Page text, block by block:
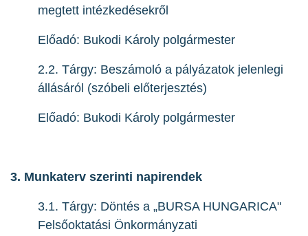
megtett intézkedésekről
Előadó: Bukodi Károly polgármester
2.2. Tárgy: Beszámoló a pályázatok jelenlegi
állásáról (szóbeli előterjesztés)
Előadó: Bukodi Károly polgármester
3. Munkaterv szerinti napirendek
3.1. Tárgy: Döntés a „BURSA HUNGARICA"
Felsőoktatási Önkormányzati